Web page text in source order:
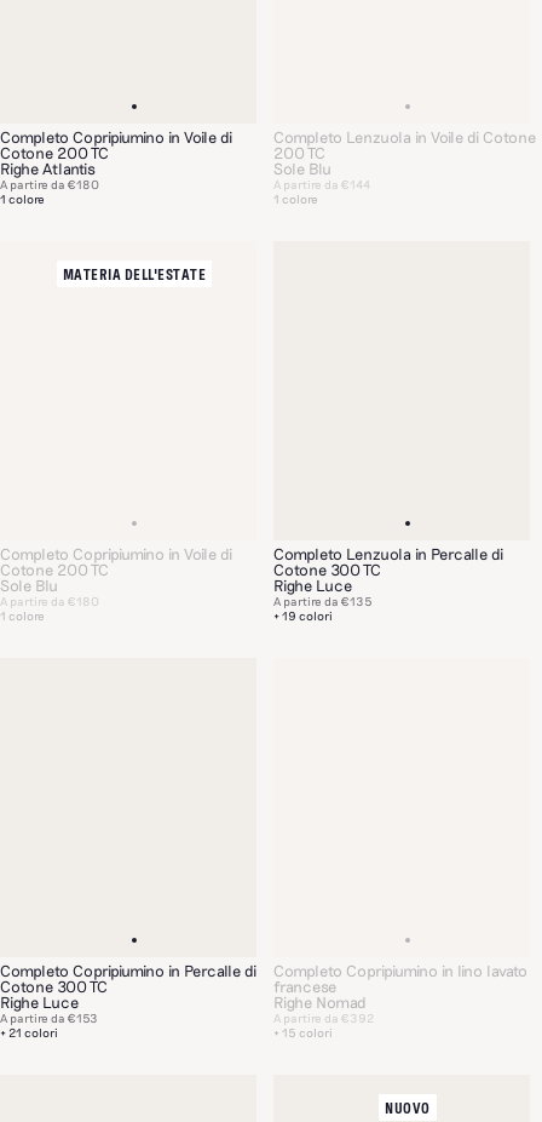
Completo Copripiumino in Voile di
Cotone 200 TC
Righe Atlantis
1 colore
A partire da €180
Completo Lenzuola in Voile di Cotone
200 TC
Sole Blu
1 colore
A partire da €144
MATERIA DELL'ESTATE
Completo Copripiumino in Voile di
Cotone 200 TC
Sole Blu
1 colore
A partire da €180
Completo Lenzuola in Percalle di
Cotone 300 TC
Righe Luce
+ 19 colori
A partire da €135
Completo Copripiumino in Percalle di
Cotone 300 TC
Righe Luce
+ 21 colori
A partire da €153
Completo Copripiumino in lino lavato
francese
Righe Nomad
+ 15 colori
A partire da €392
NUOVO